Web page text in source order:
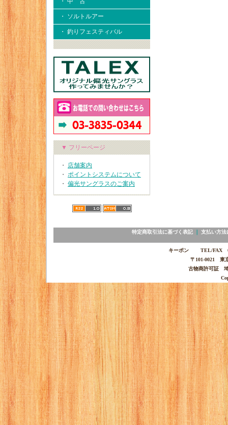
・ ソルトルアー
・ 釣りフェスティバル
▼ フリーページ
・ 店舗案内
・ ポイントシステムについて
・ 偏光サングラスのご案内
特定商取引法に基づく表記｜ 支払い方法
キーポン TEL/FAX
〒101-0021 東
古物商許可証